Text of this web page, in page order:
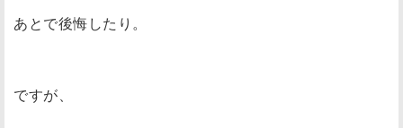
あとで後悔したり。
ですが、